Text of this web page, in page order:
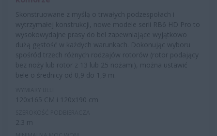
Skonstruowane z myślą o trwałych podzespołach i
wytrzymałej konstrukcji, nowe modele serii RB6 HD Pro to
wysokowydajne prasy do bel zapewniające wyjątkowo
dużą gęstość w każdych warunkach. Dokonując wyboru
spośród trzech różnych rodzajów rotorów (rotor podający
bez noży lub rotor z 13 lub 25 nożami), można ustawić
bele o średnicy od 0,9 do 1,9 m.
120x165 CM i 120x190 cm
2.3 m